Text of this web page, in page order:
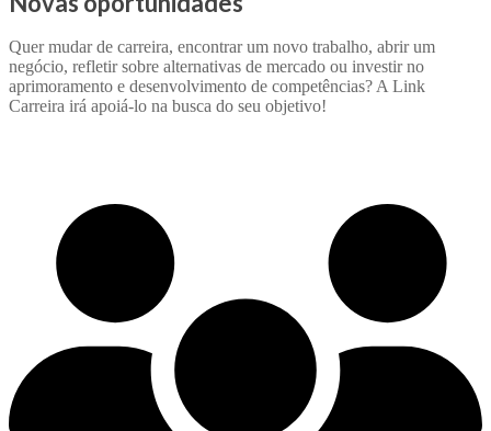
Quer mudar de carreira, encontrar um novo trabalho, abrir um
negócio, refletir sobre alternativas de mercado ou investir no
aprimoramento e desenvolvimento de competências? A Link
Carreira irá apoiá-lo na busca do seu objetivo!